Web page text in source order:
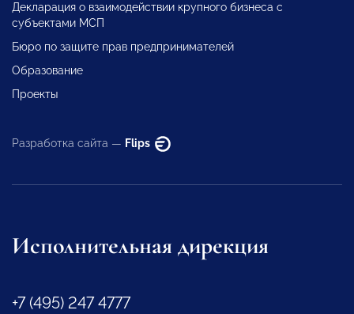
Декларация о взаимодействии крупного бизнеса с
субъектами МСП
Бюро по защите прав предпринимателей
Образование
Проекты
Разработка сайта — Flips
Исполнительная дирекция
+7 (495) 247 4777